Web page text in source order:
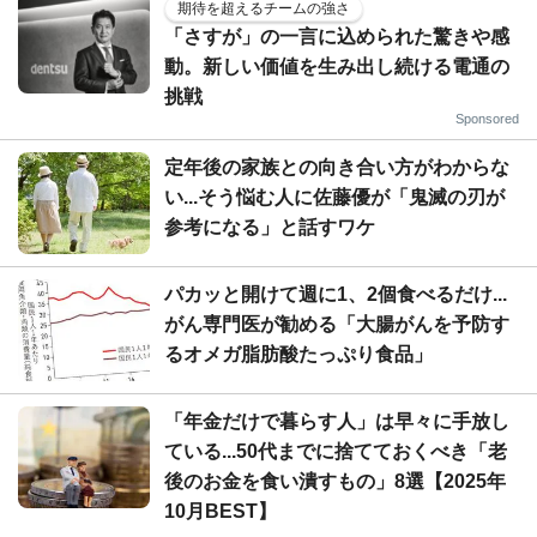
期待を超えるチームの強さ
「さすが」の一言に込められた驚きや感
動。新しい価値を生み出し続ける電通の
挑戦
Sponsored
定年後の家族との向き合い方がわからな
い...そう悩む人に佐藤優が「鬼滅の刃が
参考になる」と話すワケ
パカッと開けて週に1、2個食べるだけ...
がん専門医が勧める「大腸がんを予防す
るオメガ脂肪酸たっぷり食品」
「年金だけで暮らす人」は早々に手放し
ている...50代までに捨てておくべき「老
後のお金を食い潰すもの」8選【2025年
10月BEST】